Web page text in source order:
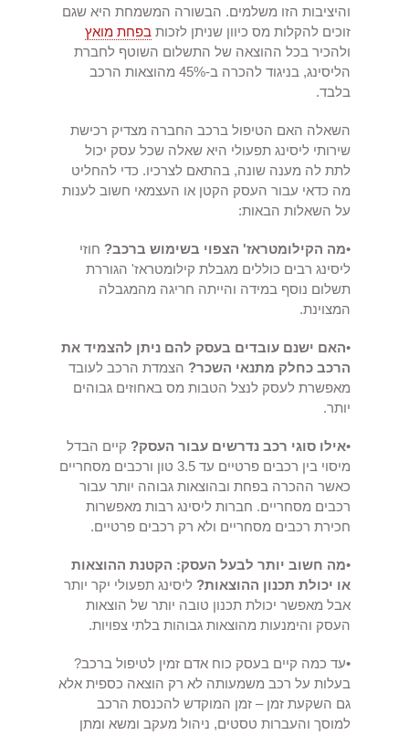
והיציבות הזו משלמים. הבשורה המשמחת היא שגם
זוכים להקלות מס כיוון שניתן לזכות בפחת מואץ
ולהכיר בכל ההוצאה של התשלום השוטף לחברת
הליסינג, בניגוד להכרה ב-45% מהוצאות הרכב
בלבד.
השאלה האם הטיפול ברכב החברה מצדיק רכישת
שירותי ליסינג תפעולי היא שאלה שכל עסק יכול
לתת לה מענה שונה, בהתאם לצרכיו. כדי להחליט
מה כדאי עבור העסק הקטן או העצמאי חשוב לענות
על השאלות הבאות:
•מה הקילומטראז' הצפוי בשימוש ברכב? חוזי
ליסינג רבים כוללים מגבלת קילומטראז' הגוררת
תשלום נוסף במידה והייתה חריגה מהמגבלה
המצוינת.
•האם ישנם עובדים בעסק להם ניתן להצמיד את
הרכב כחלק מתנאי השכר? הצמדת הרכב לעובד
מאפשרת לעסק לנצל הטבות מס באחוזים גבוהים
יותר.
•אילו סוגי רכב נדרשים עבור העסק? קיים הבדל
מיסוי בין רכבים פרטיים עד 3.5 טון ורכבים מסחריים
כאשר ההכרה בפחת ובהוצאות גבוהה יותר עבור
רכבים מסחריים. חברות ליסינג רבות מאפשרות
חכירת רכבים מסחריים ולא רק רכבים פרטיים.
•מה חשוב יותר לבעל העסק: הקטנת ההוצאות
או יכולת תכנון ההוצאות? ליסינג תפעולי יקר יותר
אבל מאפשר יכולת תכנון טובה יותר של הוצאות
העסק והימנעות מהוצאות גבוהות בלתי צפויות.
•עד כמה קיים בעסק כוח אדם זמין לטיפול ברכב?
בעלות על רכב משמעותה לא רק הוצאה כספית אלא
גם השקעת זמן – זמן המוקדש להכנסת הרכב
למוסך והעברות טסטים, ניהול מעקב ומשא ומתן